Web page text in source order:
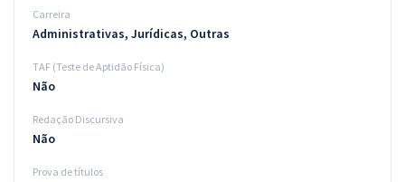
Carreira
Administrativas, Jurídicas, Outras
TAF (Teste de Aptidão Física)
Não
Redação Discursiva
Não
Prova de títulos